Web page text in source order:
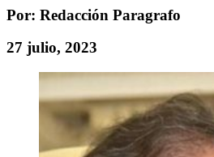
Por: Redacción Paragrafo
27 julio, 2023